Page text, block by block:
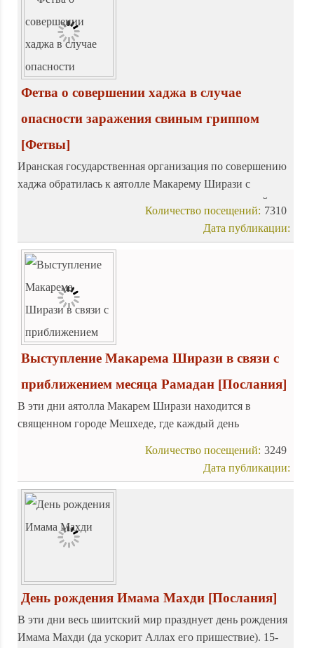
Фетва о совершении хаджа в случае
опасности заражения свиным гриппом
[Фетвы]
Иранская государственная организация по совершению
хаджа обратилась к аятолле Макарему Ширази с
вопросом о совершении хаджа в этом году, который
связан с опасностью заражения паломников свиным
7310
Количество посещений:
Дата публикации:
Выступление Макарема Ширази в связи с
приближением месяца Рамадан [Послания]
В эти дни аятолла Макарем Ширази находится в
священном городе Мешхеде, где каждый день
мавзолее восьмого имама Али ибн Мусы ар-Ризы (да
3249
Количество посещений:
Дата публикации:
День рождения Имама Махди [Послания]
В эти дни весь шиитский мир празднует день рождения
Имама Махди (да ускорит Аллах его пришествие). 15-